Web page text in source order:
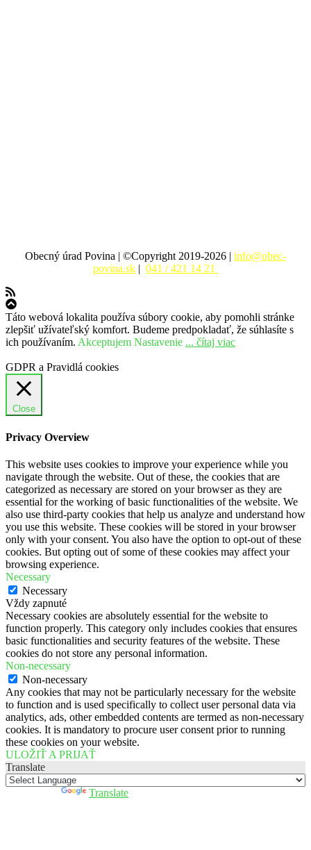
Obecný úrad Povina | ©Copyright 2019-2026 | info@obec-
povina.sk | 041 / 421 14 21
Táto webová lokalita používa súbory cookie, aby pomohli stránke
zlepšiť užívateľský komfort. Budeme predpokladať, že súhlasíte s
ich používaním. Akceptujem Nastavenie ... čítaj viac
GDPR a Pravidlá cookies
Close
Privacy Overview
This website uses cookies to improve your experience while you
navigate through the website. Out of these, the cookies that are
categorized as necessary are stored on your browser as they are
essential for the working of basic functionalities of the website. We
also use third-party cookies that help us analyze and understand how
you use this website. These cookies will be stored in your browser
only with your consent. You also have the option to opt-out of these
cookies. But opting out of some of these cookies may affect your
browsing experience.
Necessary
Necessary
Vždy zapnuté
Necessary cookies are absolutely essential for the website to
function properly. This category only includes cookies that ensures
basic functionalities and security features of the website. These
cookies do not store any personal information.
Non-necessary
Non-necessary
Any cookies that may not be particularly necessary for the website
to function and is used specifically to collect user personal data via
analytics, ads, other embedded contents are termed as non-necessary
cookies. It is mandatory to procure user consent prior to running
these cookies on your website.
ULOŽIŤ A PRIJAŤ
Translate
Translate